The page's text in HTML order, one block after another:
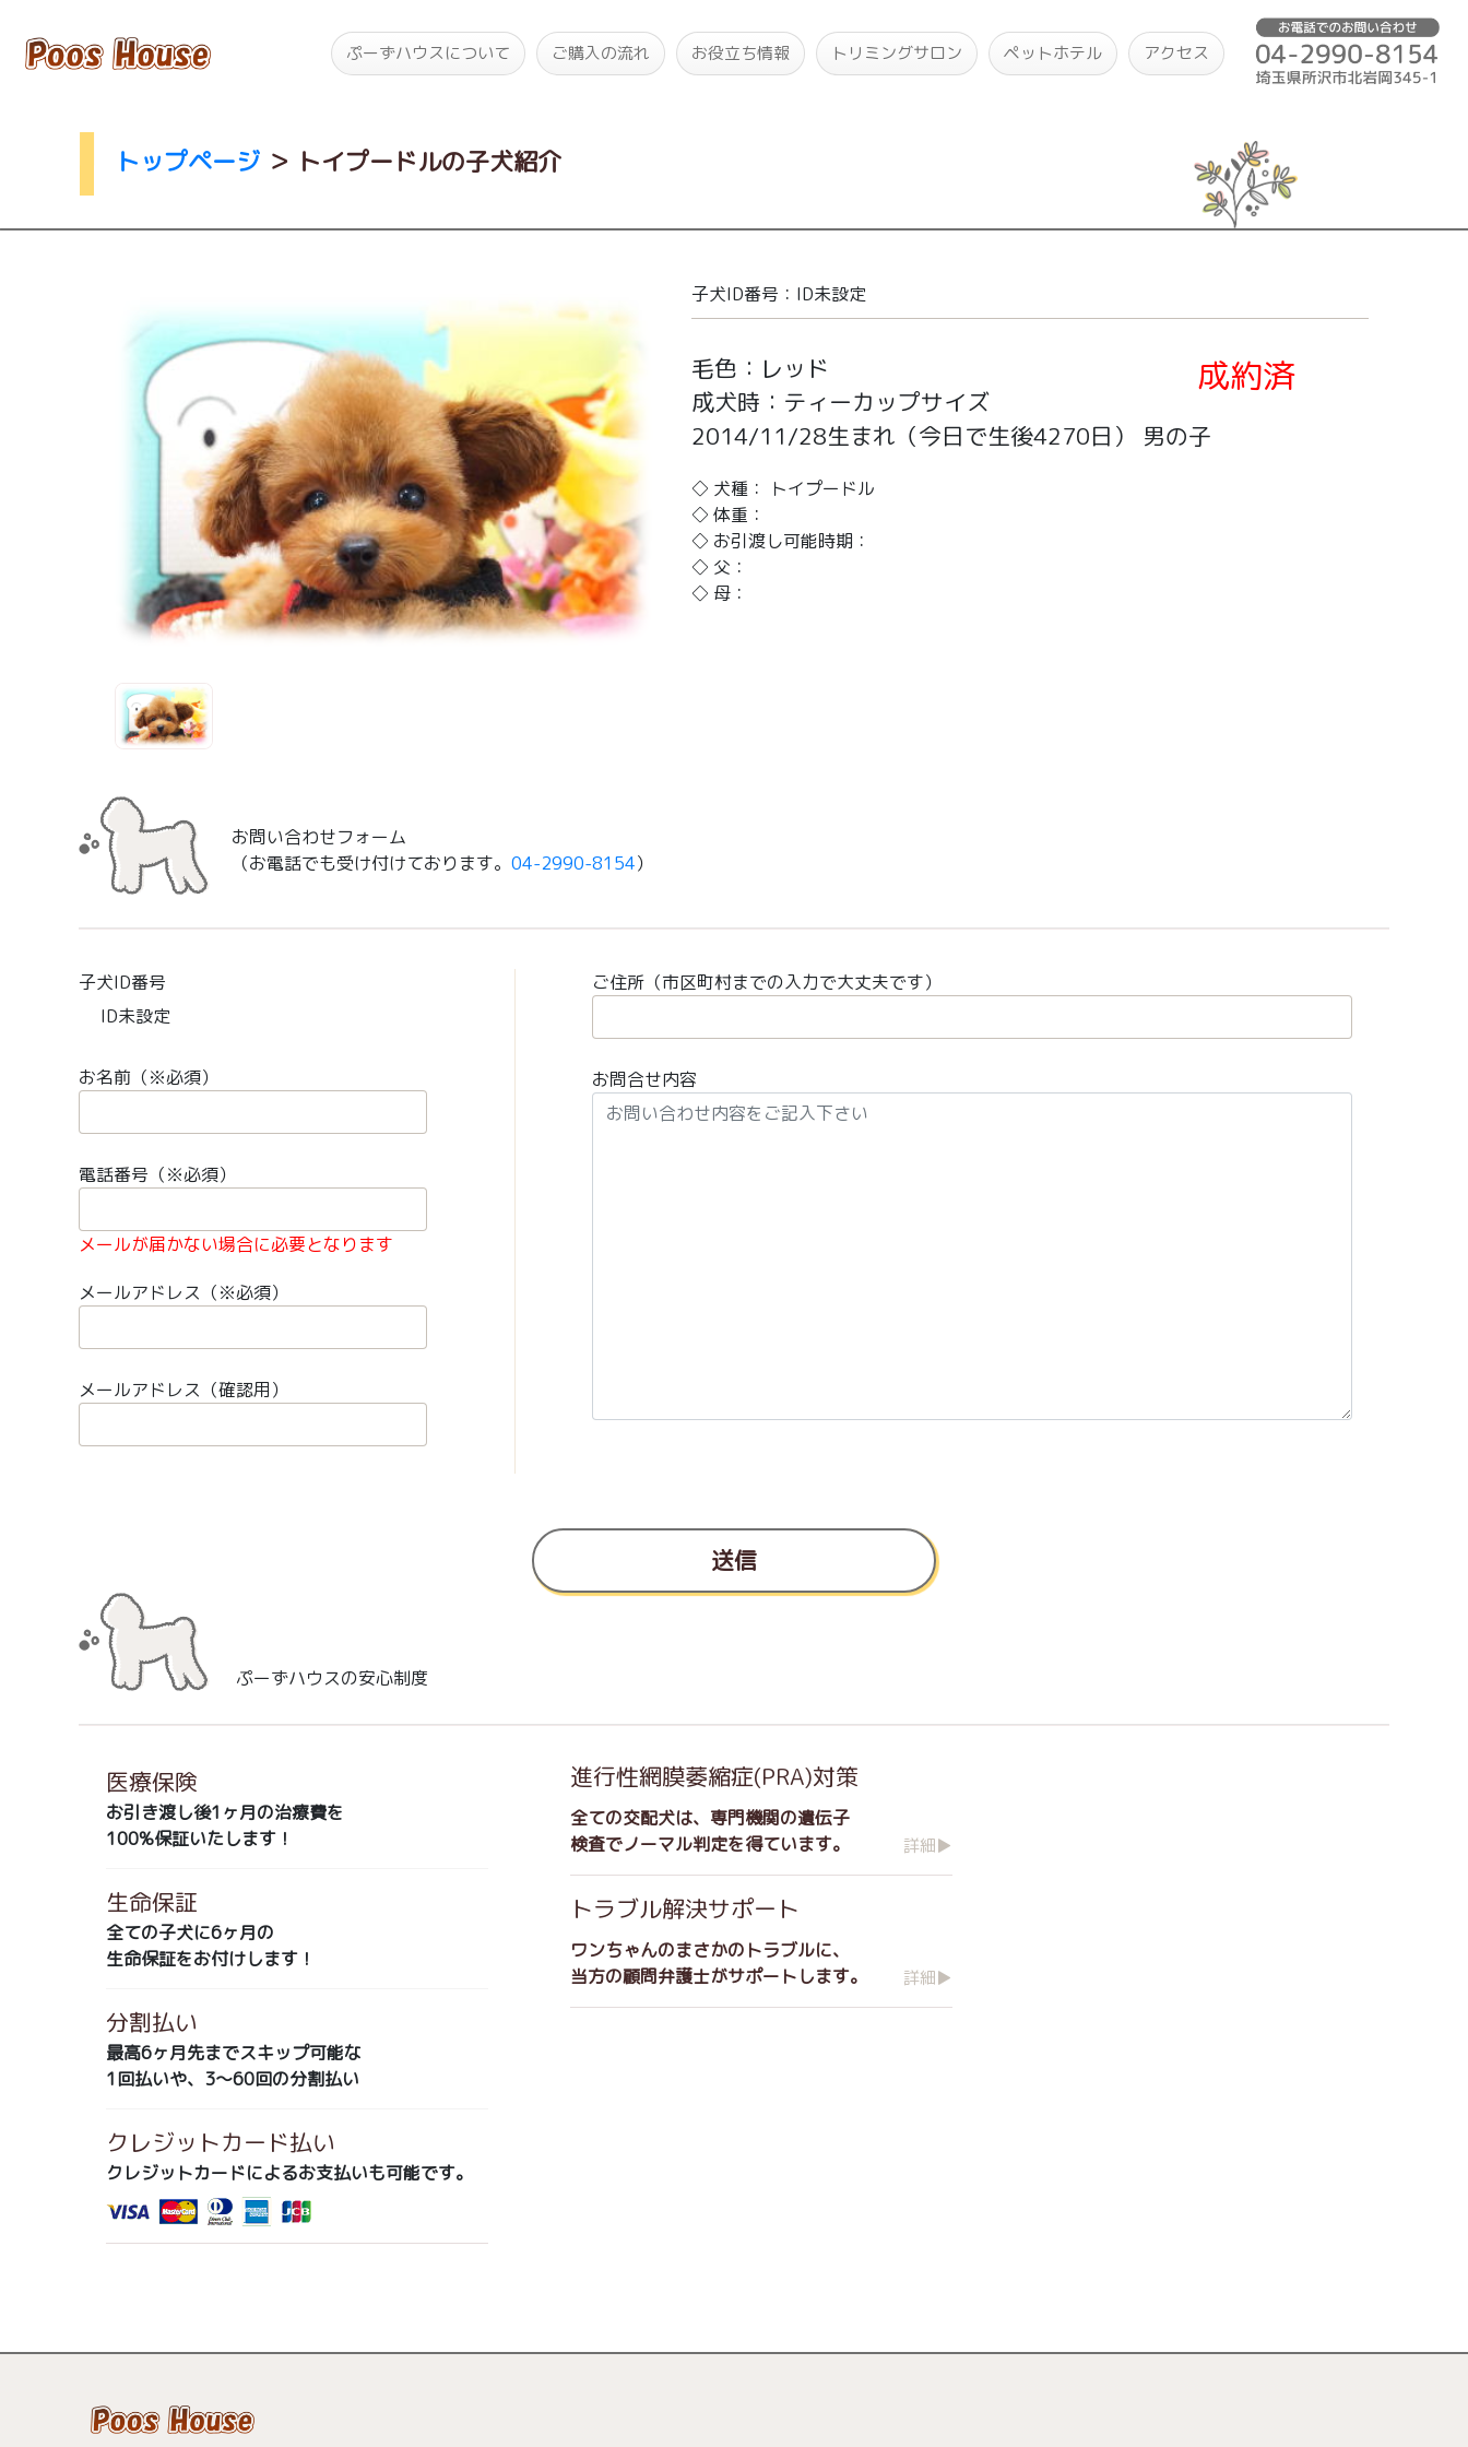
ぷーずハウスについて ご購入の流れ お役立ち情報 トリミングサロン ペットホテル アクセス
トップページ ＞ トイプードルの子犬紹介
子犬ID番号：ID未設定
毛色：レッド
成犬時：ティーカップサイズ
成約済
2014/11/28生まれ （今日で生後4270日） 男の子
◇ 犬種： トイプードル
◇ 体重：
◇ お引渡し可能時期：
◇ 父：
◇ 母：
お問い合わせフォーム
（お電話でも受け付けております。04-2990-8154）
子犬ID番号
ID未設定
お名前（※必須）
電話番号（※必須）
メールが届かない場合に必要となります
メールアドレス（※必須）
メールアドレス（確認用）
ご住所（市区町村までの入力で大丈夫です）
お問合せ内容
送信
ぷーずハウスの安心制度
医療保険
お引き渡し後1ヶ月の治療費を
100%保証いたします！
生命保証
全ての子犬に6ヶ月の
生命保証をお付けします！
分割払い
最高6ヶ月先までスキップ可能な
1回払いや、3～60回の分割払い
クレジットカード払い
クレジットカードによるお支払いも可能です。
進行性網膜萎縮症(PRA)対策
全ての交配犬は、専門機関の遺伝子
検査でノーマル判定を得ています。
詳細▶
トラブル解決サポート
ワンちゃんのまさかのトラブルに、
当方の顧問弁護士がサポートします。 詳細▶